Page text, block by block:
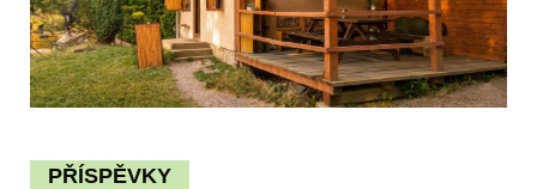
PŘÍSPĚVKY